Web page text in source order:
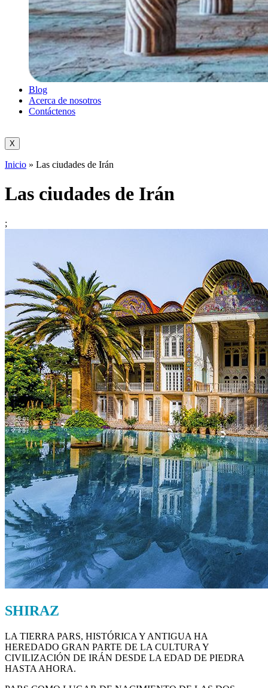
Blog
Acerca de nosotros
Contáctenos
X
Inicio » Las ciudades de Irán
Las ciudades de Irán
;
SHIRAZ
LA TIERRA PARS, HISTÓRICA Y ANTIGUA HA
HEREDADO GRAN PARTE DE LA CULTURA Y
CIVILIZACIÓN DE IRÁN DESDE LA EDAD DE PIEDRA
HASTA AHORA.